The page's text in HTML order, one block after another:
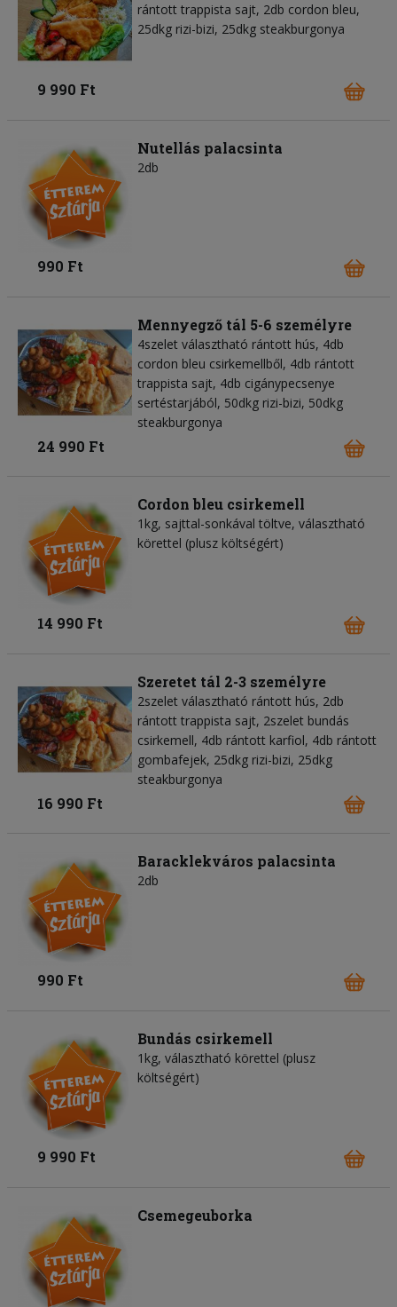
rántott trappista sajt, 2db cordon bleu,
25dkg rizi-bizi, 25dkg steakburgonya
9 990 Ft
Nutellás palacsinta
2db
990 Ft
Mennyegző tál 5-6 személyre
4szelet választható rántott hús, 4db
cordon bleu csirkemellből, 4db rántott
trappista sajt, 4db cigánypecsenye
sertéstarjából, 50dkg rizi-bizi, 50dkg
steakburgonya
24 990 Ft
Cordon bleu csirkemell
1kg, sajttal-sonkával töltve, választható
körettel (plusz költségért)
14 990 Ft
Szeretet tál 2-3 személyre
2szelet választható rántott hús, 2db
rántott trappista sajt, 2szelet bundás
csirkemell, 4db rántott karfiol, 4db rántott
gombafejek, 25dkg rizi-bizi, 25dkg
steakburgonya
16 990 Ft
Baracklekváros palacsinta
2db
990 Ft
Bundás csirkemell
1kg, választható körettel (plusz
költségért)
9 990 Ft
Csemegeuborka